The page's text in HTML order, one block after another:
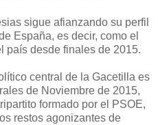
sigue afianzando su perfil
España, es decir, como el
país desde finales de 2015.
central de la Gacetilla es
de Noviembre de 2015,
formado por el PSOE,
restos agonizantes de